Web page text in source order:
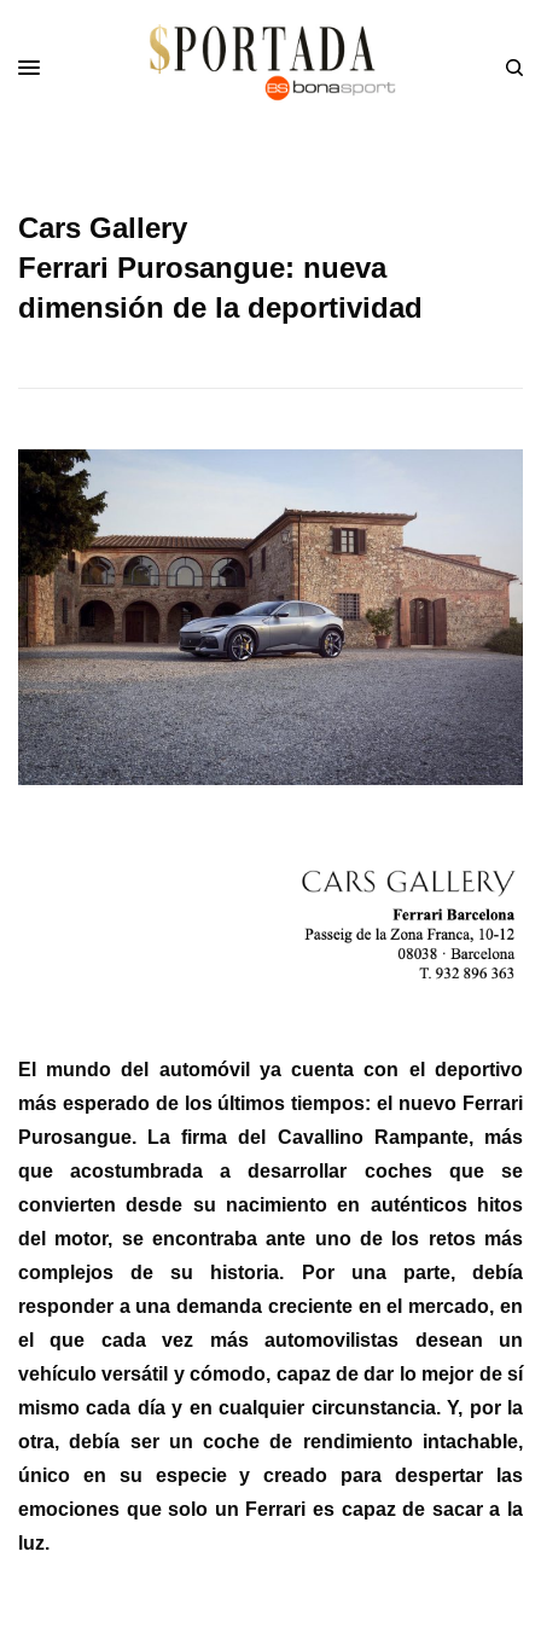
Cars Gallery
Ferrari Purosangue: nueva
dimensión de la deportividad
El mundo del automóvil ya cuenta con el deportivo
más esperado de los últimos tiempos: el nuevo Ferrari
Purosangue. La firma del Cavallino Rampante, más
que acostumbrada a desarrollar coches que se
convierten desde su nacimiento en auténticos hitos
del motor, se encontraba ante uno de los retos más
complejos de su historia. Por una parte, debía
responder a una demanda creciente en el mercado, en
el que cada vez más automovilistas desean un
vehículo versátil y cómodo, capaz de dar lo mejor de sí
mismo cada día y en cualquier circunstancia. Y, por la
otra, debía ser un coche de rendimiento intachable,
único en su especie y creado para despertar las
emociones que solo un Ferrari es capaz de sacar a la
luz.